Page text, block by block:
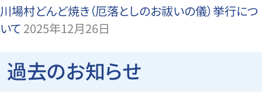
川場村どんど焼き（厄落としのお祓いの儀）挙行につ
いて 2025年12月26日
過去のお知らせ